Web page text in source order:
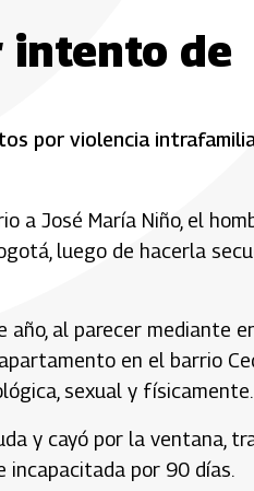
intento de
por violencia
a José María Niño, el
luego de hacerla
al parecer mediante
en el barrio
sexual y físicamente.
y cayó por la ventana,
incapacitada por 90 días.